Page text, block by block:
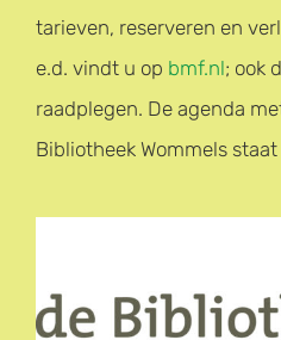
tarieven, reserveren en
e.d. vindt u op bmf.nl; ook
raadplegen. De agenda
Bibliotheek Wommels staat